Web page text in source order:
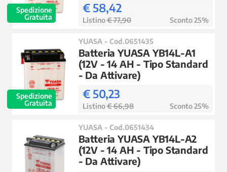
Spedizione
Gratuita
€ 58,42
Listino€ 77,90 Sconto 25%
Spedizione
Gratuita
YUASA - Cod.0651435
Batteria YUASA YB14L-A1
(12V - 14 AH - Tipo Standard
- Da Attivare)
€ 50,23
Listino€ 66,98 Sconto 25%
YUASA - Cod.0651434
Batteria YUASA YB14L-A2
(12V - 14 AH - Tipo Standard
- Da Attivare)